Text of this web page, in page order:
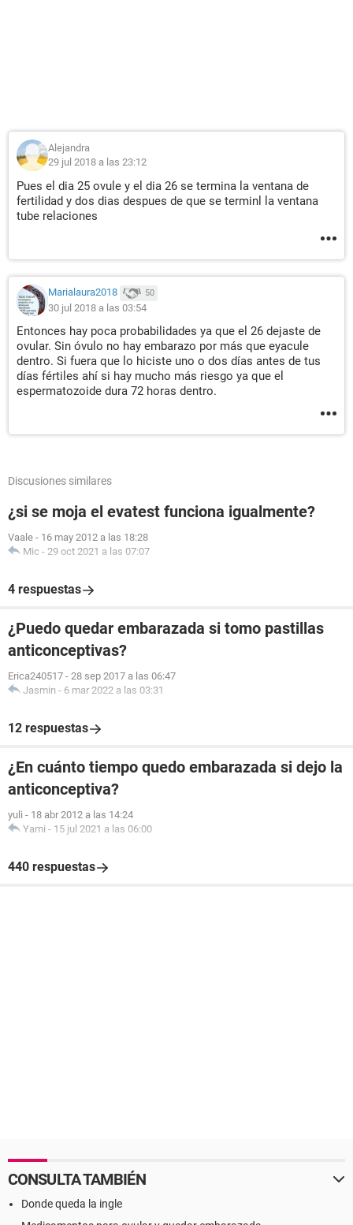
Alejandra
29 jul 2018 a las 23:12
Pues el dia 25 ovule y el dia 26 se termina la ventana de
fertilidad y dos dias despues de que se terminl la ventana
tube relaciones
Marialaura2018 50
30 jul 2018 a las 03:54
Entonces hay poca probabilidades ya que el 26 dejaste de
ovular. Sin óvulo no hay embarazo por más que eyacule
dentro. Si fuera que lo hiciste uno o dos días antes de tus
días fértiles ahí si hay mucho más riesgo ya que el
espermatozoide dura 72 horas dentro.
Discusiones similares
¿si se moja el evatest funciona igualmente?
Vaale - 16 may 2012 a las 18:28
Mic - 29 oct 2021 a las 07:07
4 respuestas
¿Puedo quedar embarazada si tomo pastillas
anticonceptivas?
Erica240517 - 28 sep 2017 a las 06:47
Jasmin - 6 mar 2022 a las 03:31
12 respuestas
¿En cuánto tiempo quedo embarazada si dejo la
anticonceptiva?
yuli - 18 abr 2012 a las 14:24
Yami - 15 jul 2021 a las 06:00
440 respuestas
CONSULTA TAMBIÉN
Donde queda la ingle